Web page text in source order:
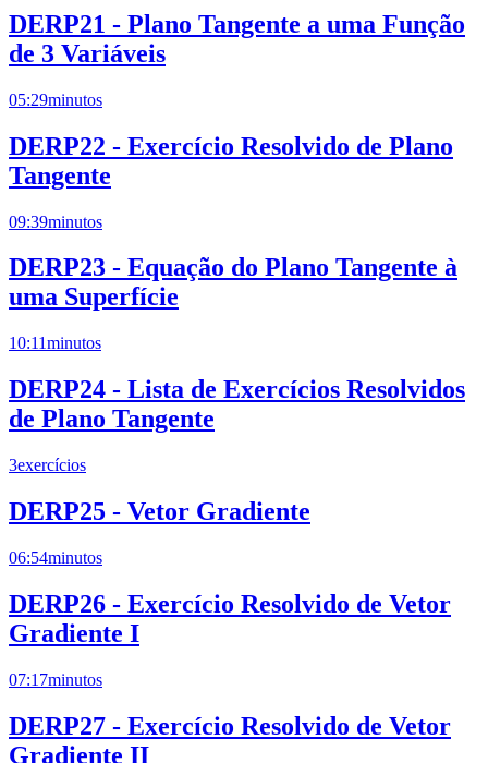
DERP21 - Plano Tangente a uma Função
de 3 Variáveis
05:29minutos
DERP22 - Exercício Resolvido de Plano
Tangente
09:39minutos
DERP23 - Equação do Plano Tangente à
uma Superfície
10:11minutos
DERP24 - Lista de Exercícios Resolvidos
de Plano Tangente
3exercícios
DERP25 - Vetor Gradiente
06:54minutos
DERP26 - Exercício Resolvido de Vetor
Gradiente I
07:17minutos
DERP27 - Exercício Resolvido de Vetor
Gradiente II